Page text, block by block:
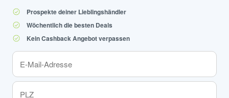
Prospekte deiner Lieblingshändler
Wöchentlich die besten Deals
Kein Cashback Angebot verpassen